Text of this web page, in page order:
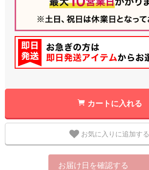
カートに入れる
お気に入りに追加する
お届け日を確認する